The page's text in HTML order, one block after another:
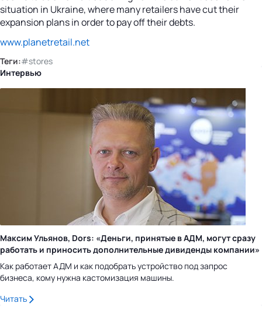
situation in Ukraine, where many retailers have cut their
expansion plans in order to pay off their debts.
www.planetretail.net
Теги:#stores
Интервью
Максим Ульянов, Dors: «Деньги, принятые в АДМ, могут сразу
работать и приносить дополнительные дивиденды компании»
Как работает АДМ и как подобрать устройство под запрос
бизнеса, кому нужна кастомизация машины.
Читать